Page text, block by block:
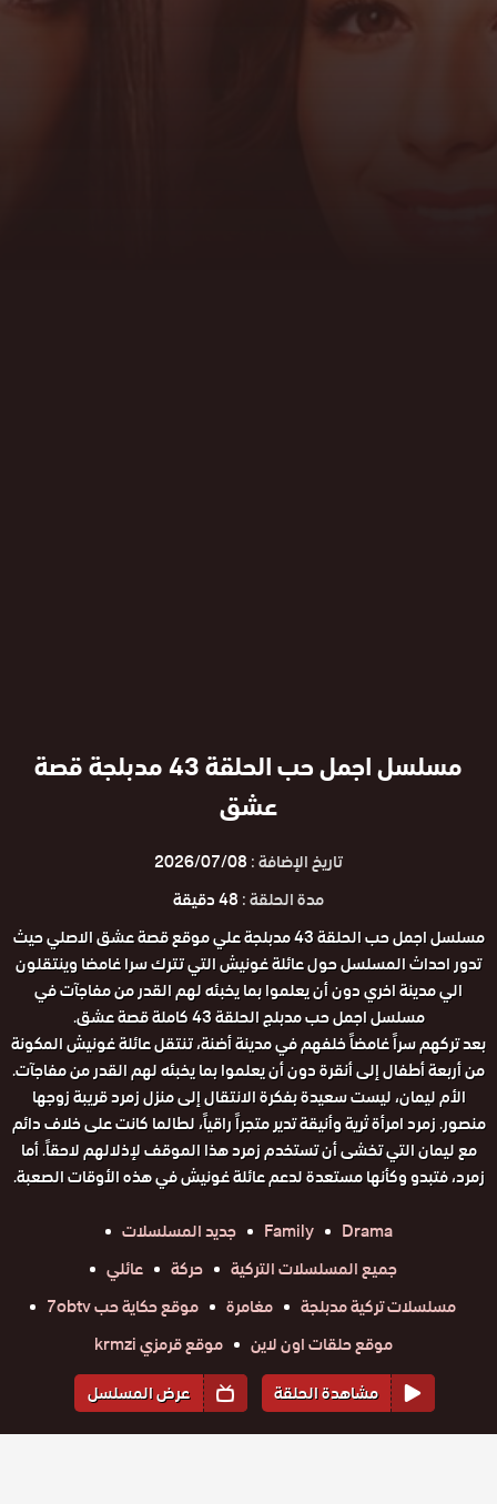
مسلسل اجمل حب الحلقة 43 مدبلجة قصة
عشق
تاريخ الإضافة :2026/07/08
مدة الحلقة :48 دقيقة
مسلسل اجمل حب الحلقة 43 مدبلجة علي موقع قصة عشق الاصلي حيث
تدور احداث المسلسل حول عائلة غونيش التي تترك سرا غامضا وينتقلون
الي مدينة اخري دون أن يعلموا بما يخبئه لهم القدر من مفاجآت في
مسلسل اجمل حب مدبلج الحلقة 43 كاملة قصة عشق.
بعد تركهم سراً غامضاً خلفهم في مدينة أضنة، تنتقل عائلة غونيش المكونة
من أربعة أطفال إلى أنقرة دون أن يعلموا بما يخبئه لهم القدر من مفاجآت.
الأم ليمان، ليست سعيدة بفكرة الانتقال إلى منزل زمرد قريبة زوجها
منصور. زمرد امرأة ثرية وأنيقة تدير متجراً راقياً، لطالما كانت على خلاف دائم
مع ليمان التي تخشى أن تستخدم زمرد هذا الموقف لإذلالهم لاحقاً. أما
زمرد، فتبدو وكأنها مستعدة لدعم عائلة غونيش في هذه الأوقات الصعبة.
Drama
Family
جديد المسلسلات
جميع المسلسلات التركية
حركة
عائلي
مسلسلات تركية مدبلجة
مغامرة
موقع حكاية حب 7obtv
موقع حلقات اون لاين
موقع قرمزي krmzi
مشاهدة الحلقة
عرض المسلسل